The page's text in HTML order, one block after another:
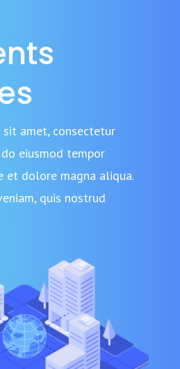
amet, consectetur
eiusmod tempor
et dolore magna aliqua.
quis nostrud